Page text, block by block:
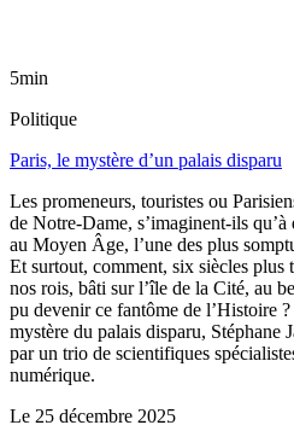
5min
Politique
Paris, le mystère d’un palais disparu
Les promeneurs, touristes ou
de Notre-Dame, s’imaginent-ils qu’à
au Moyen Âge, l’une des plus
Et surtout, comment, six siècles plus
nos rois, bâti sur l’île de la Cité, au
pu devenir ce fantôme de l’Histoire
mystère du palais disparu, Stéphane
par un trio de scientifiques
numérique.
Le 25 décembre 2025